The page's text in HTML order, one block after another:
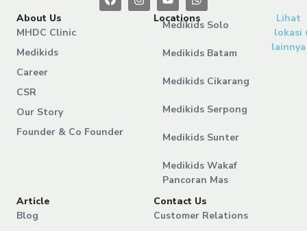
About Us
MHDC Clinic
Medikids
Career
CSR
Our Story
Founder & Co Founder
Locations
Medikids Solo
Medikids Batam
Medikids Cikarang
Medikids Serpong
Medikids Sunter
Medikids Wakaf
Pancoran Mas
Lihat
lokasi
lainnya
Article
Blog
Contact Us
Customer Relations